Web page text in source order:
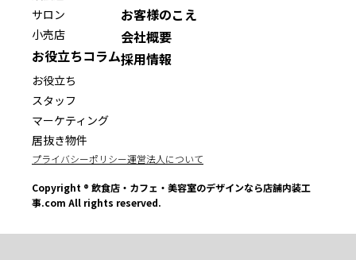
サロン
小売店
お役立ちコラム
お役立ち
スタッフ
マーケティング
居抜き物件
お客様のこえ
会社概要
採用情報
プライバシーポリシー運営法人について
Copyright ® 飲食店・カフェ・美容室のデザインなら店舗内装工
事.com All rights reserved.